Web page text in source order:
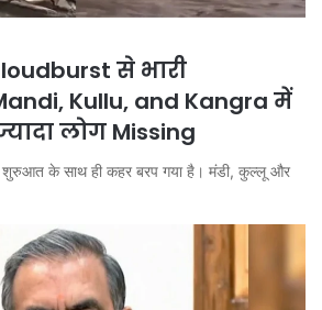
से भारी
Kullu, and Kangra में
लोग Missing
शुरुआत के साथ ही कहर बरप गया है। मंडी, कुल्लू और